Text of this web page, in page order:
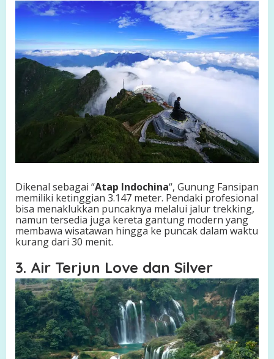
Dikenal sebagai “Atap Indochina“, Gunung Fansipan
memiliki ketinggian 3.147 meter. Pendaki profesional
bisa menaklukkan puncaknya melalui jalur trekking,
namun tersedia juga kereta gantung modern yang
membawa wisatawan hingga ke puncak dalam waktu
kurang dari 30 menit.
3. Air Terjun Love dan Silver